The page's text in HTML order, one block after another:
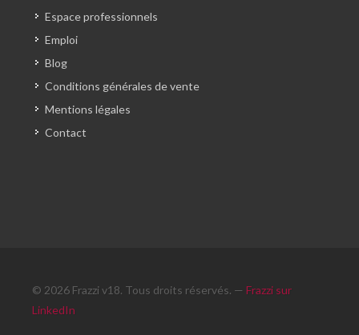
Espace professionnels
Emploi
Blog
Conditions générales de vente
Mentions légales
Contact
© 2026 Frazzi v18. Tous droits réservés. — Frazzi sur
LinkedIn